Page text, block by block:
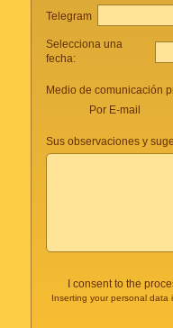
Telegram
Selecciona una
fecha:
Medio de comunicación
Por E-mail
Sus observaciones y
I consent to the
Inserting your personal